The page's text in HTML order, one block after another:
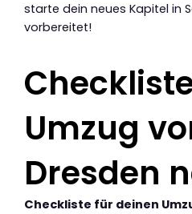
starte dein neues Kapitel in
vorbereitet!
Umzug
Dresden
Checkliste für deinen